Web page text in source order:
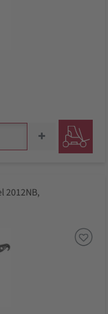
2012NB,